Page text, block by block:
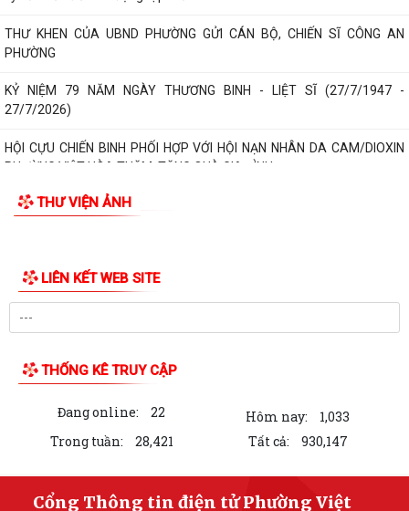
THƯ KHEN CỦA UBND PHƯỜNG GỬI CÁN BỘ, CHIẾN SĨ CÔNG AN
PHƯỜNG
KỶ NIỆM 79 NĂM NGÀY THƯƠNG BINH - LIỆT SĨ (27/7/1947 -
27/7/2026)
HỘI CỰU CHIẾN BINH PHỐI HỢP VỚI HỘI NẠN NHÂN DA CAM/DIOXIN
PHƯỜNG VIỆT HÒA THĂM, TẶNG QUÀ GIA ĐÌNH...
PHƯỜNG VIỆT HÒA THẮP NẾN TRI ÂN CÁC ANH HÙNG LIỆT SĨ NHÂN
trang cảnh quan Nghĩa trang Liệt...
Phường Việt Hòa tổ chức các đoàn đi thăm và tặng quà người có công,
Trường Tiểu học Lai Cách tổ chức đến thăm hỏi, động viên các gia đình
Bí thư Đảng ủy , Chủ tịch HĐND phường Việt Hòa tiếp xúc đối thoại với
nhân dân Tổ dân phố Cao Xá,...
Lễ dâng hương tưởng niệm các Anh hùng Liệt sĩ nhân kỷ niệm 79 năm
THƯ VIỆN ẢNH